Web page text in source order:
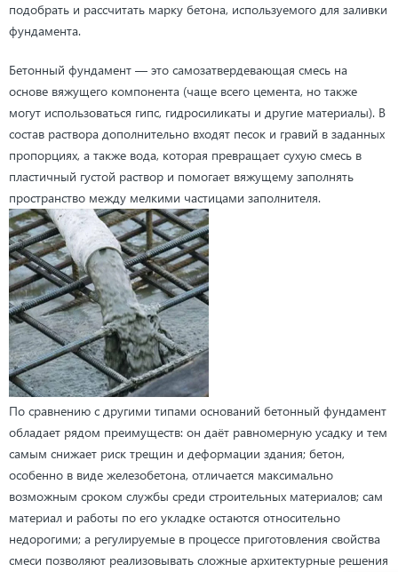
подобрать и рассчитать марку бетона, используемого для заливки
фундамента.
Бетонный фундамент — это самозатвердевающая смесь на
основе вяжущего компонента (чаще всего цемента, но также
могут использоваться гипс, гидросиликаты и другие материалы). В
состав раствора дополнительно входят песок и гравий в заданных
пропорциях, а также вода, которая превращает сухую смесь в
пластичный густой раствор и помогает вяжущему заполнять
пространство между мелкими частицами заполнителя.
По сравнению с другими типами оснований бетонный фундамент
обладает рядом преимуществ: он даёт равномерную усадку и тем
самым снижает риск трещин и деформации здания; бетон,
особенно в виде железобетона, отличается максимально
возможным сроком службы среди строительных материалов; сам
материал и работы по его укладке остаются относительно
недорогими; а регулируемые в процессе приготовления свойства
смеси позволяют реализовывать сложные архитектурные решения